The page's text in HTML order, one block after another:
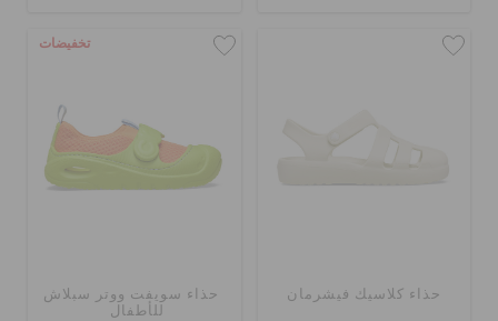
حذاء كلاسيك فيشرمان
تخفيضات
حذاء سويفت ووتر سبلاش
للأطفال